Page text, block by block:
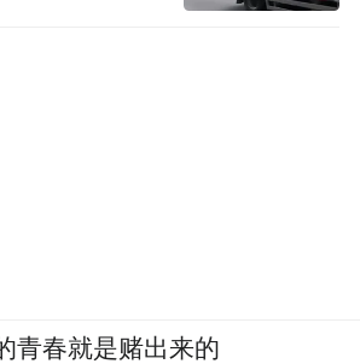
青春就是赌出来的